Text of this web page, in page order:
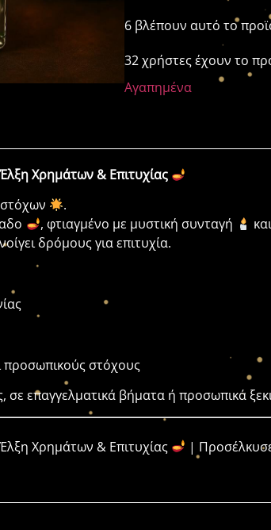
6 βλέπουν αυτό το
32 χρήστες έχουν το
Αγαπημένα
Χρημάτων & Επιτυχίας
.
, φτιαγμένο με μυστική συνταγή
δρόμους για επιτυχία.
προσωπικούς στόχους
επαγγελματικά βήματα ή προσωπικά
Χρημάτων & Επιτυχίας
|